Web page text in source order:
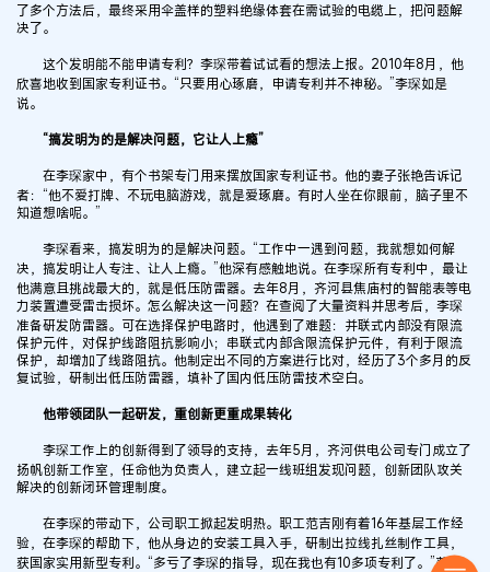
了多个方法后，最终采用伞盖样的塑料绝缘体套在需试验的电缆上，把问题解
决了。
这个发明能不能申请专利？李琛带着试试看的想法上报。2010年8月，他
欣喜地收到国家专利证书。“只要用心琢磨，申请专利并不神秘。”李琛如是
说。
“搞发明为的是解决问题，它让人上瘾”
在李琛家中，有个书架专门用来摆放国家专利证书。他的妻子张艳告诉记
者：“他不爱打牌、不玩电脑游戏，就是爱琢磨。有时人坐在你眼前，脑子里不
知道想啥呢。”
李琛看来，搞发明为的是解决问题。“工作中一遇到问题，我就想如何解
决，搞发明让人专注、让人上瘾。”他深有感触地说。在李琛所有专利中，最让
他满意且挑战最大的，就是低压防雷器。去年8月，齐河县焦庙村的智能表等电
力装置遭受雷击损坏。怎么解决这一问题？在查阅了大量资料并思考后，李琛
准备研发防雷器。可在选择保护电路时，他遇到了难题：并联式内部没有限流
保护元件，对保护线路阻抗影响小；串联式内部含限流保护元件，有利于限流
保护，却增加了线路阻抗。他制定出不同的方案进行比对，经历了3个多月的反
复试验，研制出低压防雷器，填补了国内低压防雷技术空白。
他带领团队一起研发，重创新更重成果转化
李琛工作上的创新得到了领导的支持，去年5月，齐河供电公司专门成立了
扬帆创新工作室，任命他为负责人，建立起一线班组发现问题，创新团队攻关
解决的创新闭环管理制度。
在李琛的带动下，公司职工掀起发明热。职工范吉刚有着16年基层工作经
验，在李琛的帮助下，他从身边的安装工具入手，研制出拉线扎丝制作工具，
获国家实用新型专利。“多亏了李琛的指导，现在我也有10多项专利了。”范吉